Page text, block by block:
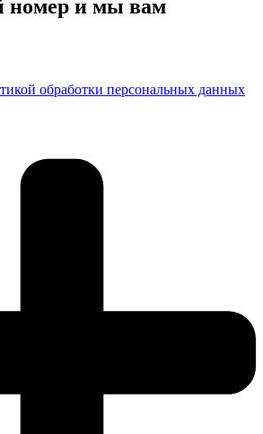
номер и мы вам
обработки персональных данных